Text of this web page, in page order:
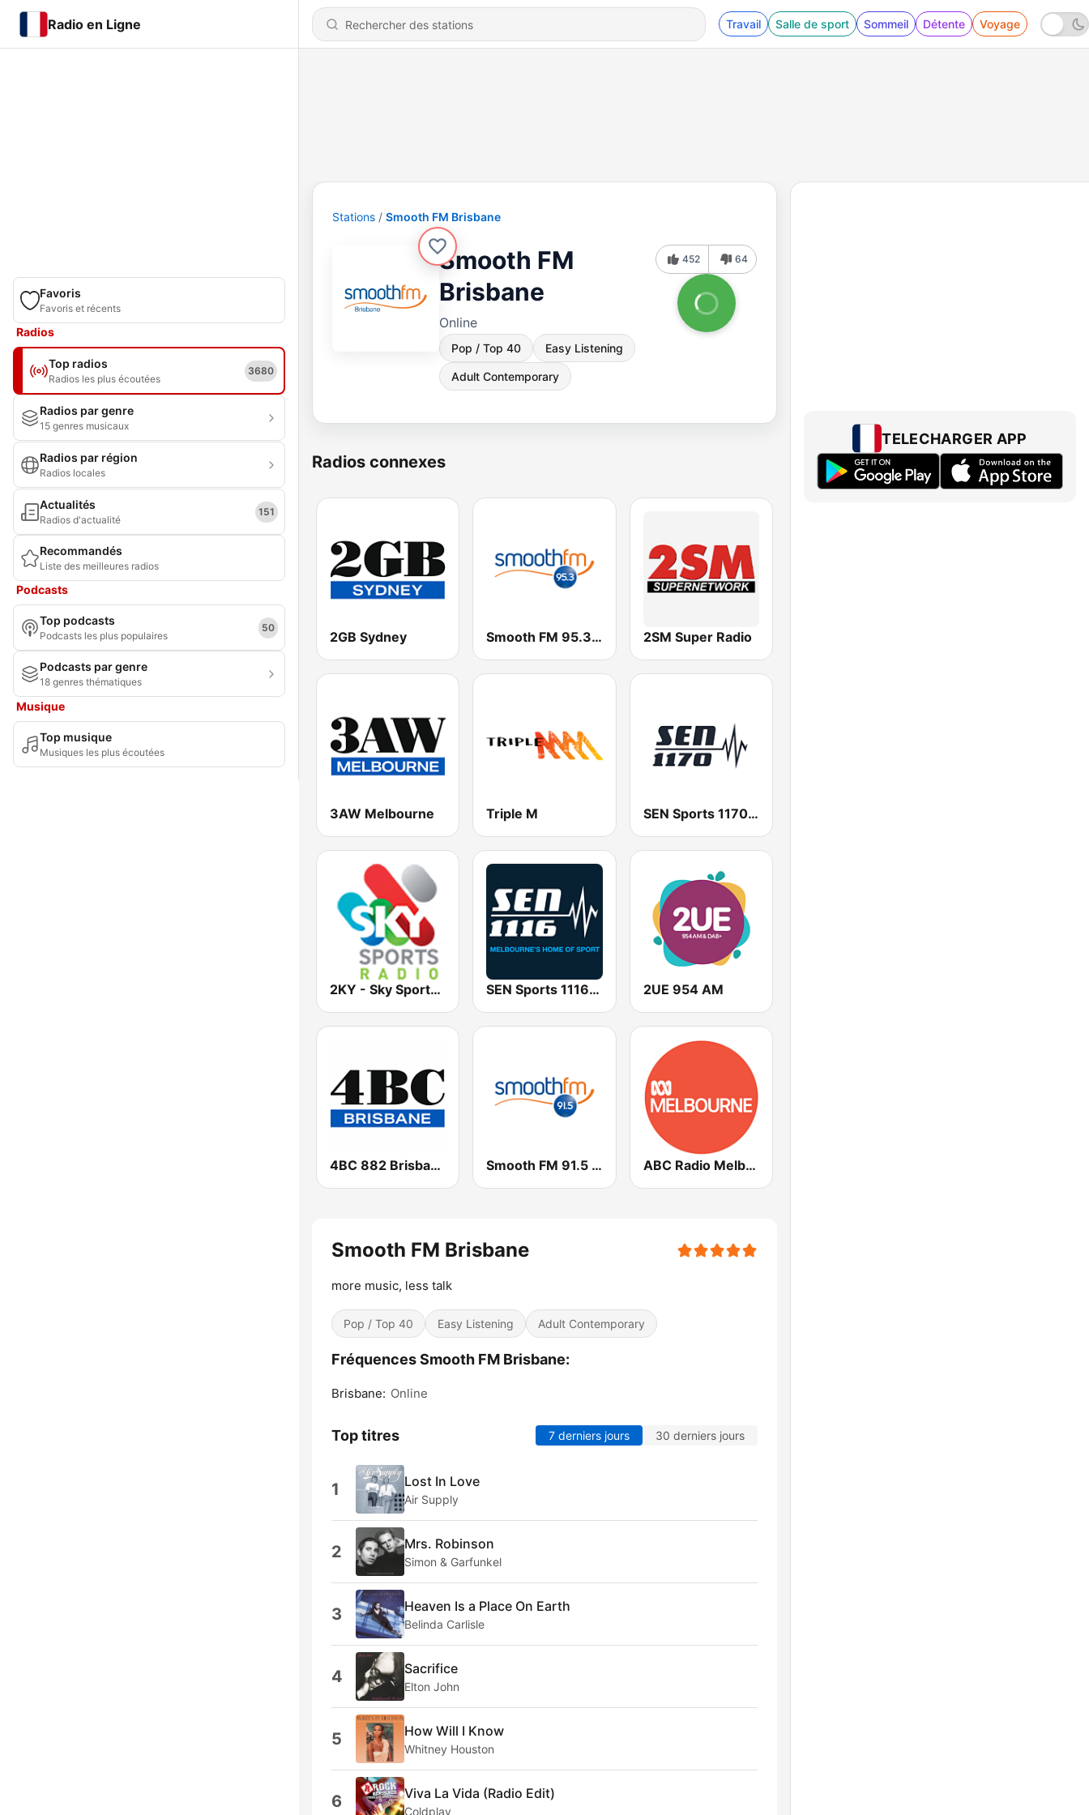
Radio en Ligne Travail Salle de sport Sommeil Détente Voyage
Favoris
Favoris et récents
Radios
Top radios
Radios les plus écoutées
3680
Radios par genre
15 genres musicaux
Radios par région
Radios locales
Actualités
Radios d'actualité
151
Recommandés
Liste des meilleures radios
Podcasts
Top podcasts
Podcasts les plus populaires
50
Podcasts par genre
18 genres thématiques
Musique
Top musique
Musiques les plus écoutées
Stations Smooth FM Brisbane
Smooth FM
Brisbane
Online
Pop / Top 40 Easy Listening
Adult Contemporary
452 64
Radios connexes
2GB Sydney Smooth FM 95.3 Sydney 2SM Super Radio
3AW Melbourne Triple M SEN Sports 1170 Sydney
2KY - Sky Sports Radio SEN Sports 1116 AM 2UE 954 AM
4BC 882 Brisbane Smooth FM 91.5 Melbourne ABC Radio Melbourne
Smooth FM Brisbane
more music, less talk
Pop / Top 40 Easy Listening Adult Contemporary
Fréquences Smooth FM Brisbane:
Brisbane: Online
Top titres 7 derniers jours 30 derniers jours
1 Lost In Love
Air Supply
2 Mrs. Robinson
Simon & Garfunkel
3 Heaven Is a Place On Earth
Belinda Carlisle
4 Sacrifice
Elton John
5 How Will I Know
Whitney Houston
6 Viva La Vida (Radio Edit)
Coldplay
TELECHARGER APP